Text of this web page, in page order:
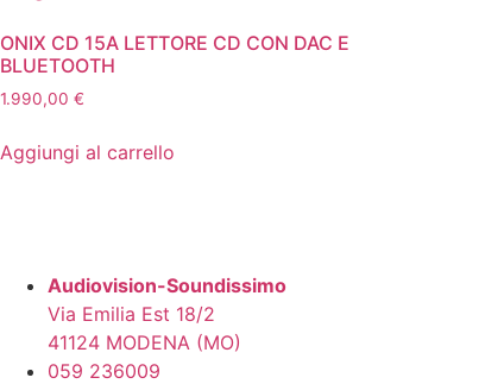
ONIX CD 15A LETTORE CD CON DAC E
BLUETOOTH
1.990,00 €
Aggiungi al carrello
Audiovision-Soundissimo
Via Emilia Est 18/2
41124 MODENA (MO)
059 236009